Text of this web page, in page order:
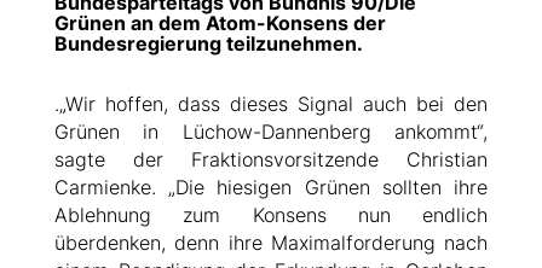
Grünen an dem Atom-Konsens der
Bundesregierung teilzunehmen.
.Wir hoffen, dass dieses Signal auch bei den
Grünen in Lüchow-Dannenberg ankommt“,
sagte der Fraktionsvorsitzende Christian
Carmienke. „Die hiesigen Grünen sollten ihre
Ablehnung zum Konsens nun endlich
überdenken, denn ihre Maximalforderung nach